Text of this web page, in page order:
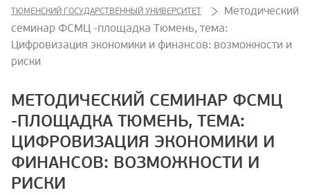
ТЮМЕНСКИЙ ГОСУДАРСТВЕННЫЙ УНИВЕРСИТЕТ
Методический
семинар ФСМЦ -площадка Тюмень, тема:
Цифровизация экономики и финансов: возможности и
риски
МЕТОДИЧЕСКИЙ СЕМИНАР ФСМЦ
-ПЛОЩАДКА ТЮМЕНЬ, ТЕМА:
ЦИФРОВИЗАЦИЯ ЭКОНОМИКИ И
ФИНАНСОВ: ВОЗМОЖНОСТИ И
РИСКИ